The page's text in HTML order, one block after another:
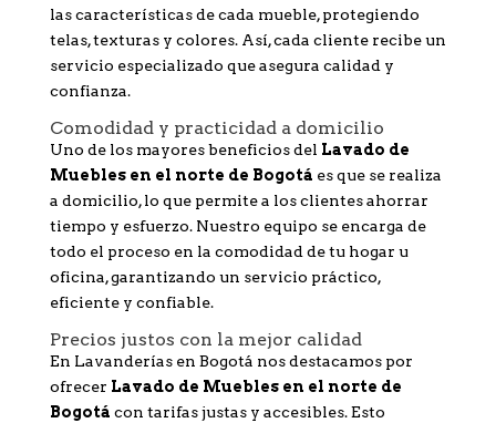
las características de cada mueble, protegiendo
telas, texturas y colores. Así, cada cliente recibe un
servicio especializado que asegura calidad y
confianza.
Comodidad y practicidad a domicilio
Uno de los mayores beneficios del Lavado de
Muebles en el norte de Bogotá es que se realiza
a domicilio, lo que permite a los clientes ahorrar
tiempo y esfuerzo. Nuestro equipo se encarga de
todo el proceso en la comodidad de tu hogar u
oficina, garantizando un servicio práctico,
eficiente y confiable.
Precios justos con la mejor calidad
En Lavanderías en Bogotá nos destacamos por
ofrecer Lavado de Muebles en el norte de
Bogotá con tarifas justas y accesibles. Esto